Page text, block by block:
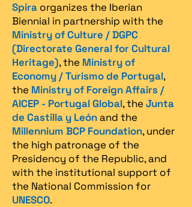
Spira organizes the Iberian
Biennial in partnership with the
Ministry of Culture / DGPC
(Directorate General for Cultural
Heritage), the Ministry of
Economy / Turismo de Portugal,
the Ministry of Foreign Affairs /
AICEP - Portugal Global, theJunta
de Castilla y Leónand the
Millennium BCP Foundation, under
the high patronage of the
Presidency of the Republic, and
with the institutional support of
the National Commission for
UNESCO.